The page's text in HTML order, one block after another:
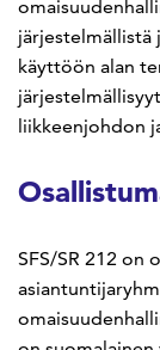
järjestelmällistä
käyttöön alan
liikkeenjohdon
SFS/SR 212 on